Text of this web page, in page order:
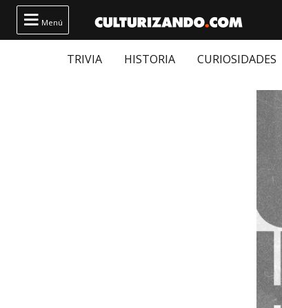
 Menú
TRIVIA HISTORIA CURIOSIDADES